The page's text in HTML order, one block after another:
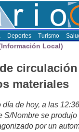
Deportes Turismo
Local)
materiales
de hoy, a las
S/Nombre se
por un